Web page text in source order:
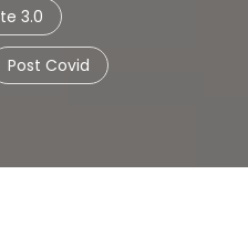
3.0
Post Covid